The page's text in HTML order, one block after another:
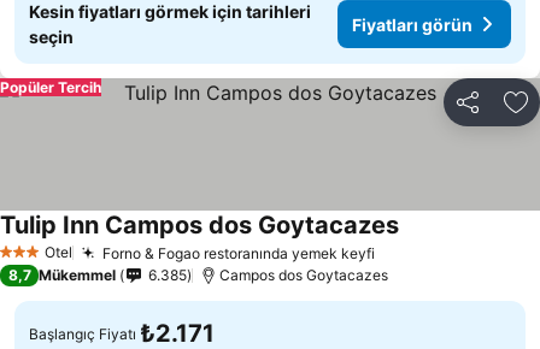
Kesin fiyatları görmek için tarihleri
seçin
Fiyatları görün
Paylaş
Popüler Tercih
3 YıldızOtel Forno & Fogao restoranında yemek keyfi
Tulip Inn Campos dos Goytacazes
8,7 Mükemmel 6.385 Campos dos Goytacazes
Başlangıç Fiyatı ₺2.171